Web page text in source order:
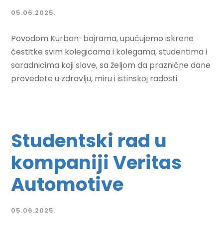
05.06.2025.
Povodom Kurban-bajrama, upućujemo iskrene
čestitke svim kolegicama i kolegama, studentima i
saradnicima koji slave, sa željom da praznične dane
provedete u zdravlju, miru i istinskoj radosti.
Studentski rad u
kompaniji Veritas
Automotive
05.06.2025.